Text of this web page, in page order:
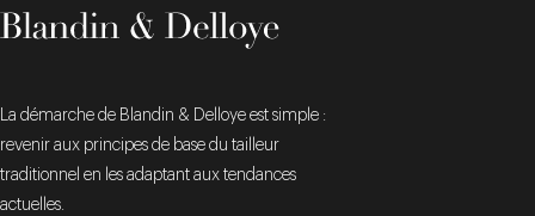
La démarche de Blandin & Delloye est simple :
revenir aux principes de base du tailleur
traditionnel en les adaptant aux tendances
actuelles.